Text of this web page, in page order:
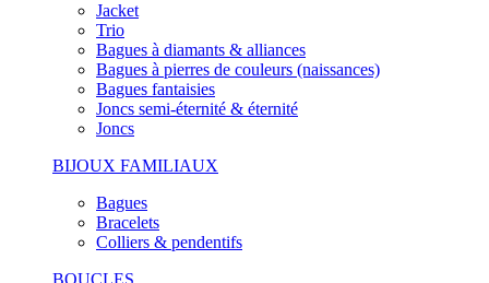
Jacket
Trio
Bagues à diamants & alliances
Bagues à pierres de couleurs (naissances)
Bagues fantaisies
Joncs semi-éternité & éternité
Joncs
BIJOUX FAMILIAUX
Bagues
Bracelets
Colliers & pendentifs
BOUCLES